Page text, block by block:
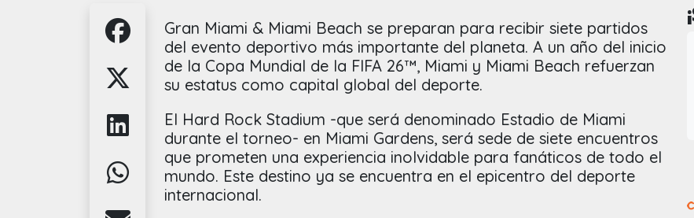
Gran Miami & Miami Beach se preparan para recibir siete partidos
del evento deportivo más importante del planeta. A un año del inicio
de la Copa Mundial de la FIFA 26™, Miami y Miami Beach refuerzan
su estatus como capital global del deporte.
El Hard Rock Stadium -que será denominado Estadio de Miami
durante el torneo- en Miami Gardens, será sede de siete encuentros
que prometen una experiencia inolvidable para fanáticos de todo el
mundo. Este destino ya se encuentra en el epicentro del deporte
internacional.